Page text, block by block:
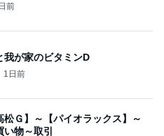
前
我が家のビタミンD
1日前
松Ｇ】～【パイオラックス】～
い物～取引